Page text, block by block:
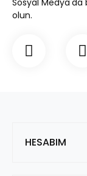
Sosyal
olun.
HESABIM